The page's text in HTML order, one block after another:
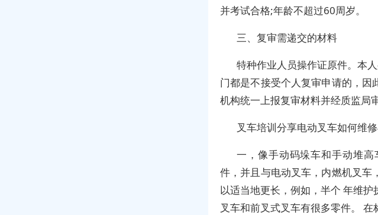
并考试合格;年龄不超过60周岁。
三、复审需递交的材料
特种作业人员操作证原件。本
门都是不接受个人复审申请的，因
机构统一上报复审材料并经质监局
叉车培训分享电动叉车如何维
一，像手动码垛车和手动堆
件，并且与电动叉车，内燃机叉
以适当地更长，例如，半个 年维
叉车和前叉式叉车有很多零件。 在